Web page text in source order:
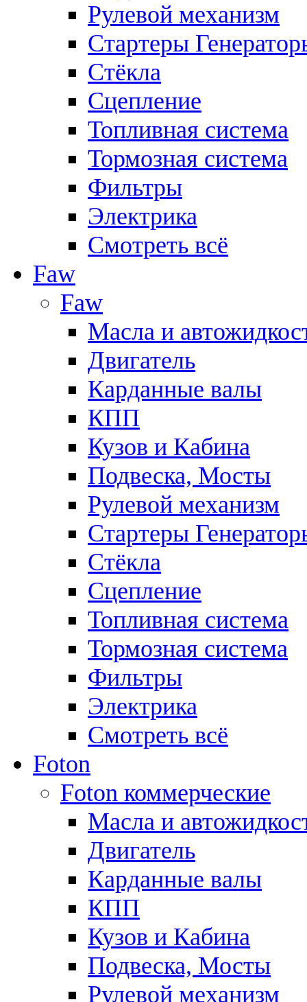
Рулевой механизм
Стартеры
Стёкла
Сцепление
Топливная система
Тормозная система
Фильтры
Электрика
Смотреть всё
Faw
Faw
Масла и
Двигатель
Карданные валы
КПП
Кузов и Кабина
Подвеска, Мосты
Рулевой механизм
Стартеры
Стёкла
Сцепление
Топливная система
Тормозная система
Фильтры
Электрика
Смотреть всё
Foton
Foton коммерческие
Масла и
Двигатель
Карданные валы
КПП
Кузов и Кабина
Подвеска, Мосты
Рулевой механизм